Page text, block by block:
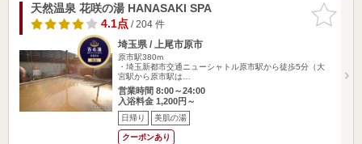
お気に入
りに追加
天然温泉 花咲の湯 HANASAKI SPA
4.1点/ 204 件
埼玉県 / 上尾市原市
原市駅380m
・埼玉新都市交通ニューシャトル原市駅から徒歩5分（大
宮駅から原市駅は…
営業時間 8:00～24:00
入浴料金 1,200円～
日帰り 美肌の湯
クーポンあり